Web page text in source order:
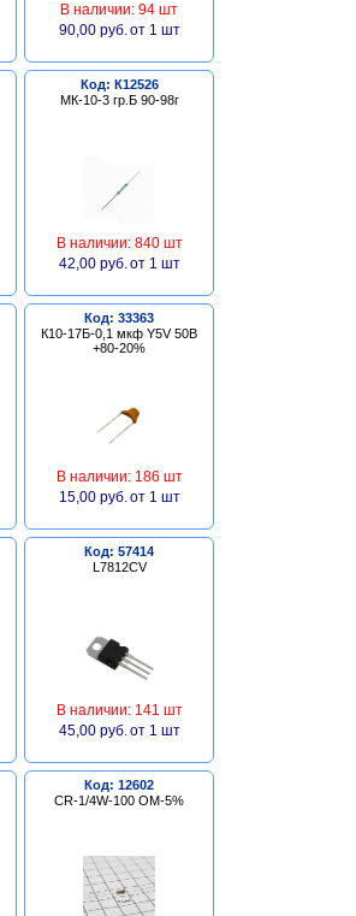
В наличии: 94 шт
90,00 руб. от 1 шт
Код: К12526
МК-10-3 гр.Б 90-98г
В наличии: 840 шт
42,00 руб. от 1 шт
Код: 33363
К10-17Б-0,1 мкф Y5V 50В
+80-20%
В наличии: 186 шт
15,00 руб. от 1 шт
Код: 57414
L7812CV
В наличии: 141 шт
45,00 руб. от 1 шт
Код: 12602
CR-1/4W-100 ОМ-5%